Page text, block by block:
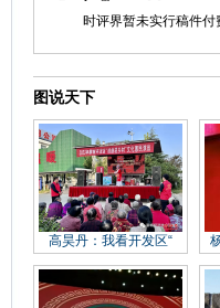
时评界暂未实行稿件付
图说天下
高昊丹：我看开发区“